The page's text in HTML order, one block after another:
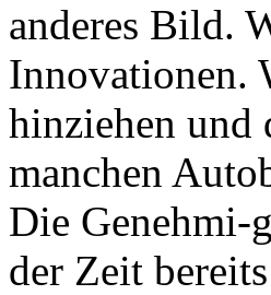
anderes Bild.
Innovationen.
hinziehen und
manchen
Die Genehmi-
der Zeit